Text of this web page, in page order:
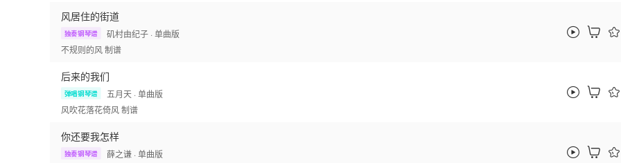
风居住的街道
独奏钢琴谱 矶村由纪子 · 单曲版
不规则的风制谱
后来的我们
弹唱钢琴谱 五月天 · 单曲版
风吹花落花倚风制谱
你还要我怎样
独奏钢琴谱 薛之谦 · 单曲版